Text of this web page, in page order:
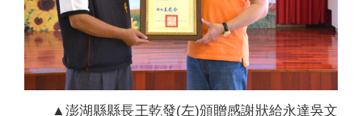
▲澎湖縣縣長王乾發(左)頒贈感謝狀給永達吳文